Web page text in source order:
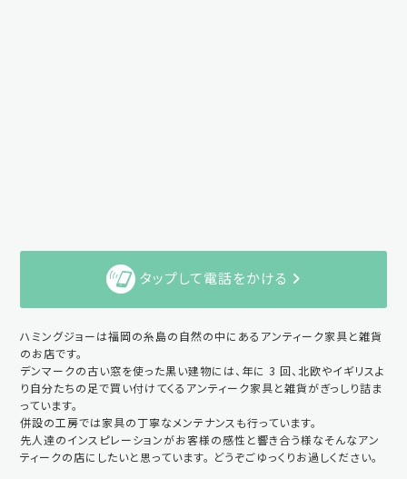
タップして電話をかける
ハミングジョーは福岡の糸島の自然の中にあるアンティーク家具と雑貨
のお店です。
デンマークの古い窓を使った黒い建物には、年に 3 回、北欧やイギリスよ
り自分たちの足で買い付けてくるアンティーク家具と雑貨がぎっしり詰ま
っています。
併設の工房では家具の丁寧なメンテナンスも行っています。
先人達のインスピレーションがお客様の感性と響き合う様なそんなアン
ティークの店にしたいと思っています。 どうぞごゆっくりお過しください。